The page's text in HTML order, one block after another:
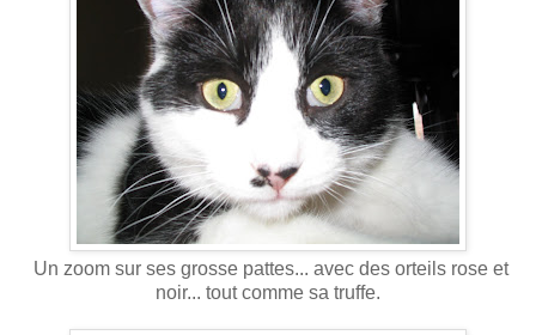
Un zoom sur ses grosse pattes... avec des orteils rose et
noir... tout comme sa truffe.